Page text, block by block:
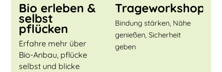
Bio erleben &
selbst
pflücken
Erfahre mehr über
Bio-Anbau, pflücke
selbst und blicke
Trageworkshop
Bindung stärken, Nähe
genießen, Sicherheit
geben